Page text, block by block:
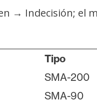
→ Indecisión; el
Tipo
SMA-200
SMA-90